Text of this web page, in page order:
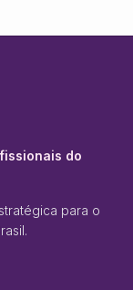
do
para o